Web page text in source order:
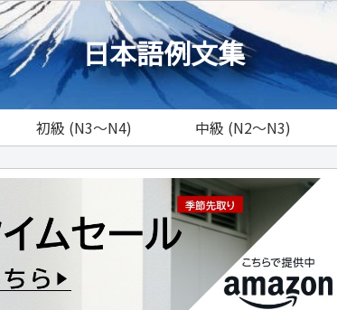
日本語例文集
初級 (N3～N4) 中級 (N2～N3)